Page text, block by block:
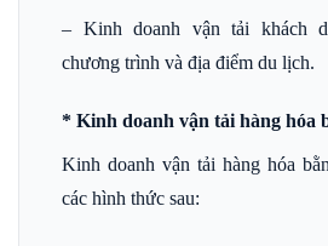
– Kinh doanh vận tải khách
chương trình và địa điểm du lịch.
* Kinh doanh vận tải hàng hóa
Kinh doanh vận tải hàng hóa
các hình thức sau: